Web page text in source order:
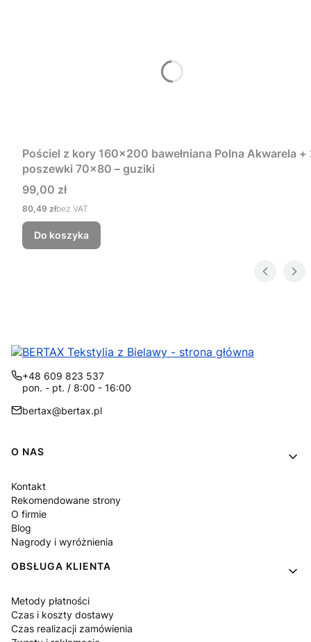
Pościel z kory 160x200 bawełniana Polna Akwarela +
poszewki 70x80 – guziki
Cena
99,00 zł
Cena
80,49 złbez VAT
Do koszyka
+48 609 823 537
pon. - pt. / 8:00 - 16:00
bertax@bertax.pl
Linki w stopce
O NAS
Kontakt
Rekomendowane strony
O firmie
Blog
Nagrody i wyróżnienia
OBSŁUGA KLIENTA
Metody płatności
Czas i koszty dostawy
Czas realizacji zamówienia